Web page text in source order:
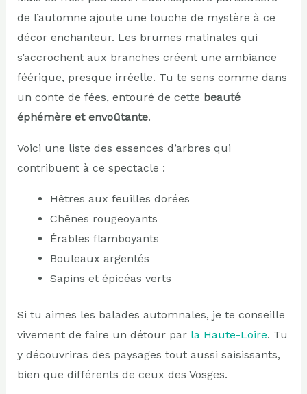
de l’automne ajoute une touche de mystère à ce
décor enchanteur. Les brumes matinales qui
s’accrochent aux branches créent une ambiance
féérique, presque irréelle. Tu te sens comme dans
un conte de fées, entouré de cette beauté
éphémère et envoûtante.
Voici une liste des essences d’arbres qui
contribuent à ce spectacle :
Hêtres aux feuilles dorées
Chênes rougeoyants
Érables flamboyants
Bouleaux argentés
Sapins et épicéas verts
Si tu aimes les balades automnales, je te conseille
vivement de faire un détour par la Haute-Loire. Tu
y découvriras des paysages tout aussi saisissants,
bien que différents de ceux des Vosges.